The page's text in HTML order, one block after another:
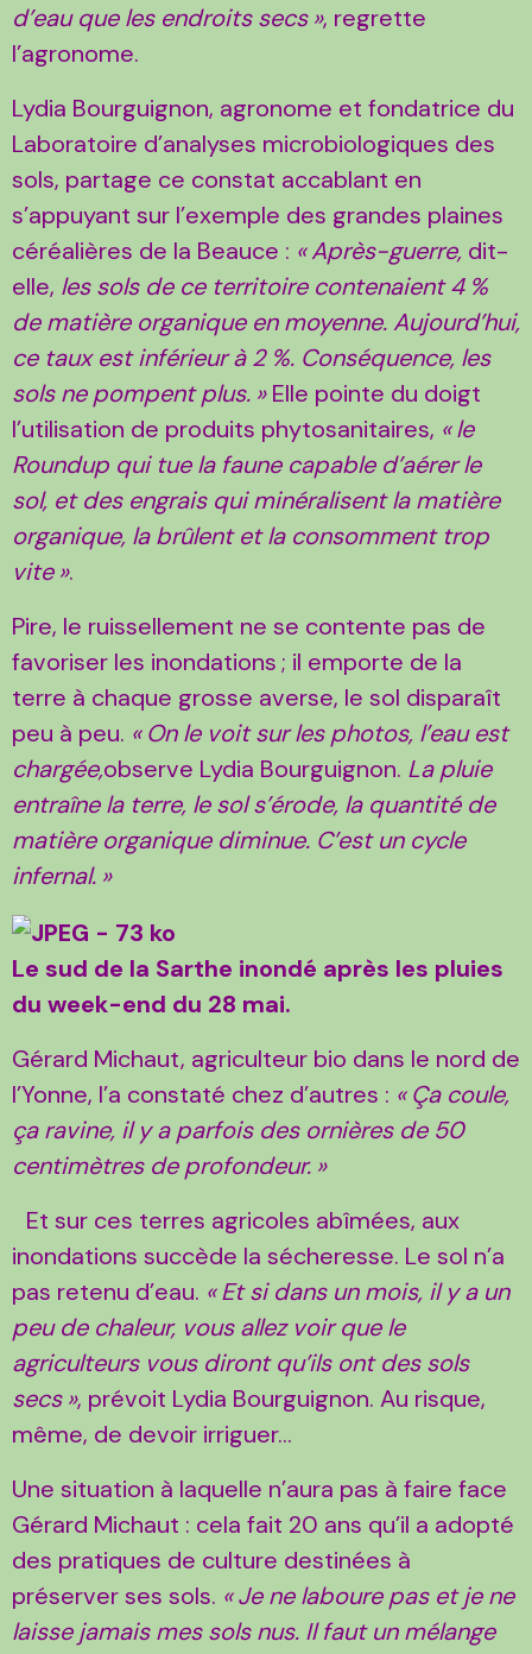
d’eau que les endroits secs », regrette
l’agronome.
Lydia Bourguignon, agronome et fondatrice du
Laboratoire d’analyses microbiologiques des
sols, partage ce constat accablant en
s’appuyant sur l’exemple des grandes plaines
céréalières de la Beauce : «Après-guerre, dit-
elle, les sols de ce territoire contenaient 4 %
de matière organique en moyenne. Aujourd’hui,
ce taux est inférieur à 2 %. Conséquence, les
sols ne pompent plus. »Elle pointe du doigt
l’utilisation de produits phytosanitaires, «le
Roundup qui tue la faune capable d’aérer le
sol, et des engrais qui minéralisent la matière
organique, la brûlent et la consomment trop
vite ».
Pire, le ruissellement ne se contente pas de
favoriser les inondations; il emporte de la
terre à chaque grosse averse, le sol disparaît
peu à peu. « On le voit sur les photos, l’eau est
chargée,observe Lydia Bourguignon. La pluie
entraîne la terre, le sol s’érode, la quantité de
matière organique diminue. C’est un cycle
infernal. »
Le sud de la Sarthe inondé après les pluies
du week-end du 28 mai.
Gérard Michaut, agriculteur bio dans le nord de
l’Yonne, l’a constaté chez d’autres : « Ça coule,
ça ravine, il y a parfois des ornières de 50
centimètres de profondeur. »
Et sur ces terres agricoles abîmées, aux
inondations succède la sécheresse. Le sol n’a
pas retenu d’eau. «Et si dans un mois, il y a un
peu de chaleur, vous allez voir que le
agriculteurs vous diront qu’ils ont des sols
secs », prévoit Lydia Bourguignon. Au risque,
même, de devoir irriguer…
Une situation à laquelle n’aura pas à faire face
Gérard Michaut : cela fait 20 ans qu’il a adopté
des pratiques de culture destinées à
préserver ses sols. «Je ne laboure pas et je ne
laisse jamais mes sols nus. Il faut un mélange